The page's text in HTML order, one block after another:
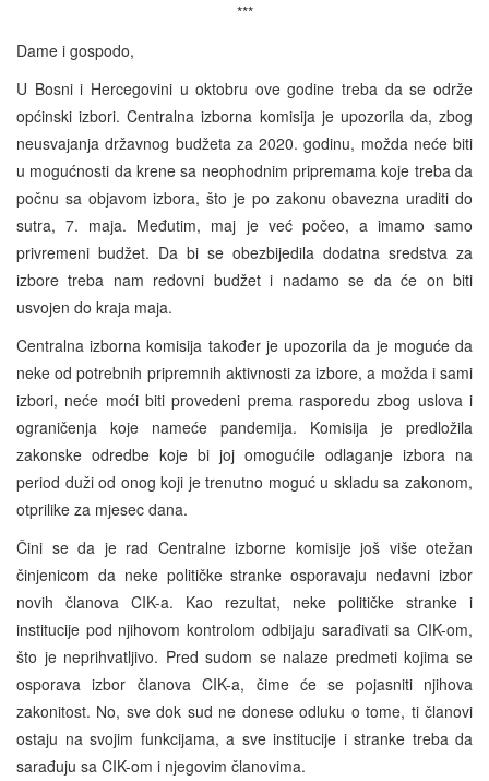
***
Dame i gospodo,
U Bosni i Hercegovini u oktobru ove godine treba da se održe
općinski izbori. Centralna izborna komisija je upozorila da, zbog
neusvajanja državnog budžeta za 2020. godinu, možda neće biti
u mogućnosti da krene sa neophodnim pripremama koje treba da
počnu sa objavom izbora, što je po zakonu obavezna uraditi do
sutra, 7. maja. Međutim, maj je već počeo, a imamo samo
privremeni budžet. Da bi se obezbijedila dodatna sredstva za
izbore treba nam redovni budžet i nadamo se da će on biti
usvojen do kraja maja.
Centralna izborna komisija također je upozorila da je moguće da
neke od potrebnih pripremnih aktivnosti za izbore, a možda i sami
izbori, neće moći biti provedeni prema rasporedu zbog uslova i
ograničenja koje nameće pandemija. Komisija je predložila
zakonske odredbe koje bi joj omogućile odlaganje izbora na
period duži od onog koji je trenutno moguć u skladu sa zakonom,
otprilike za mjesec dana.
Čini se da je rad Centralne izborne komisije još više otežan
činjenicom da neke političke stranke osporavaju nedavni izbor
novih članova CIK-a. Kao rezultat, neke političke stranke i
institucije pod njihovom kontrolom odbijaju sarađivati sa CIK-om,
što je neprihvatljivo. Pred sudom se nalaze predmeti kojima se
osporava izbor članova CIK-a, čime će se pojasniti njihova
zakonitost. No, sve dok sud ne donese odluku o tome, ti članovi
ostaju na svojim funkcijama, a sve institucije i stranke treba da
sarađuju sa CIK-om i njegovim članovima.